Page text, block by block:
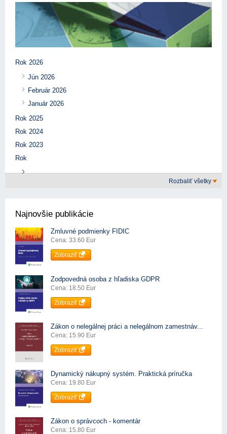
Rok 2026
Jún 2026
Február 2026
Január 2026
Rok 2025
Rok 2024
Rok 2023
Rok
Rozbaliť všetky
Najnovšie publikácie
Zmluvné podmienky FIDIC
Cena: 33.60 Eur
Zobraziť
Zodpovedná osoba z hľadiska GDPR
Cena: 18.50 Eur
Zobraziť
Zákon o nelegálnej práci a nelegálnom zamestnáv...
Cena: 15.90 Eur
Zobraziť
Dynamický nákupný systém. Praktická príručka
Cena: 19.80 Eur
Zobraziť
Zákon o správcoch - komentár
Cena: 15.80 Eur